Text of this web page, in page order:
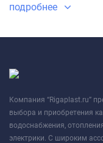
подробнее
Компания “Rigaplast.ru”
выбора и приобретения
водоснабжения,
электрики. С широким